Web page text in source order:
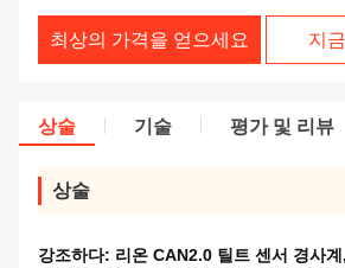
최상의 가격을 얻으세요 지
상술 기술 평가 및 리뷰
상술
강조하다: 리온 CAN2.0 틸트 센서 경사계 ,